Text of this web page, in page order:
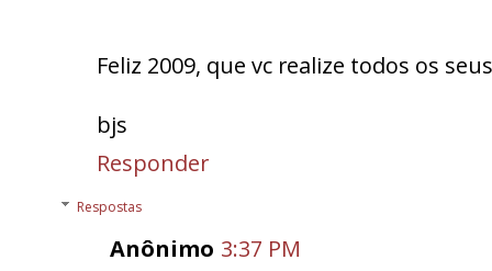
Feliz 2009, que vc realize todos os
bjs
Responder
Respostas
Anônimo 3:37 PM